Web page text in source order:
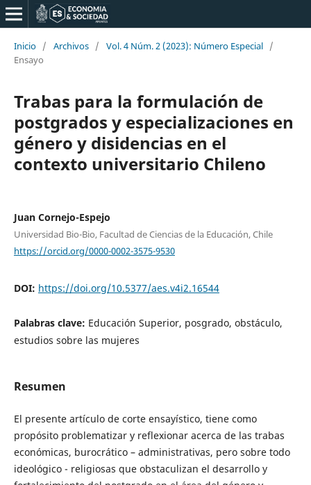
Inicio / Archivos / Vol. 4 Núm. 2 (2023): Número Especial /
Ensayo
Trabas para la formulación de
postgrados y especializaciones en
género y disidencias en el
contexto universitario Chileno
Juan Cornejo-Espejo
Universidad Bio-Bio, Facultad de Ciencias de la Educación, Chile
https://orcid.org/0000-0002-3575-9530
DOI: https://doi.org/10.5377/aes.v4i2.16544
Palabras clave: Educación Superior, posgrado, obstáculo,
estudios sobre las mujeres
Resumen
El presente artículo de corte ensayístico, tiene como
propósito problematizar y reflexionar acerca de las trabas
económicas, burocrático – administrativas, pero sobre todo
ideológico - religiosas que obstaculizan el desarrollo y